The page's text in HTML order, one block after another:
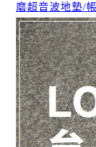
磨超音波地墊/